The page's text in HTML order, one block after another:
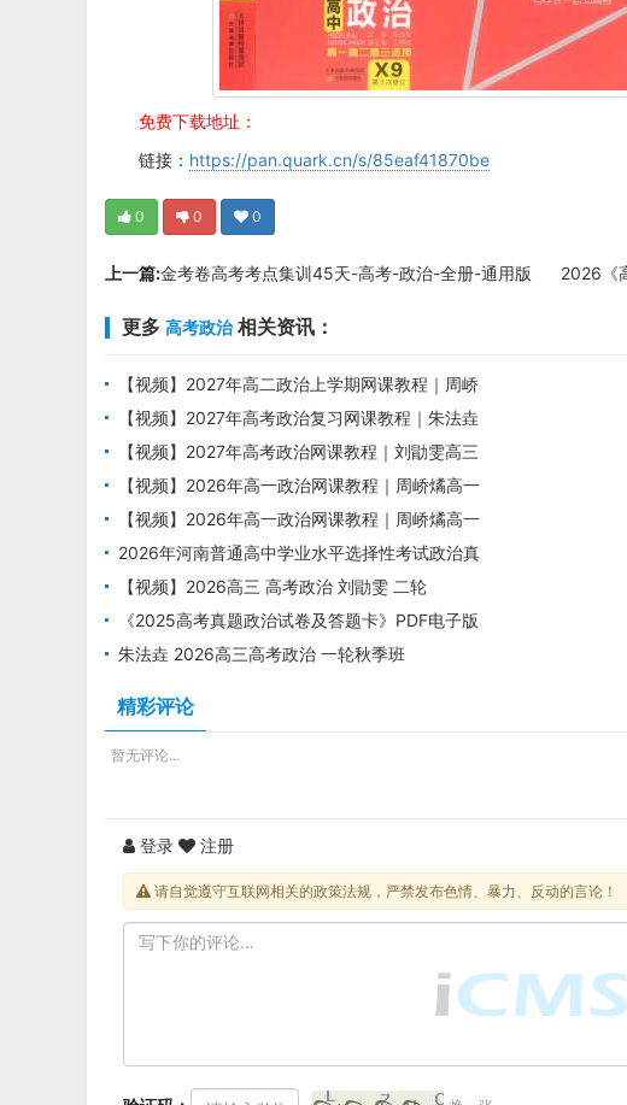
免费下载地址：
链接： https://pan.quark.cn/s/85eaf41870be
0 0 0
上一篇:金考卷高考考点集训45天-高考-政治-全册-通用版 2026《
更多 高考政治相关资讯：
【视频】2027年高二政治上学期网课教程｜周峤
矞高二政治暑假班视频教程
【视频】2027年高考政治复习网课教程｜朱法垚
高三政治一轮复习暑假班视频教程
【视频】2027年高考政治网课教程｜刘勖雯高三
政治一轮复习视频教程
【视频】2026年高一政治网课教程｜周峤燏高一
政治视频教程上学期暑秋班
【视频】2026年高一政治网课教程｜周峤燏高一
政治视频教程下学期寒春班
2026年河南普通高中学业水平选择性考试政治真
题及答案(Word版)
【视频】2026高三 高考政治 刘勖雯 二轮
《2025高考真题政治试卷及答题卡》PDF电子版
下载
朱法垚 2026高三高考政治 一轮秋季班
精彩评论
暂无评论...
登录 注册
请自觉遵守互联网相关的政策法规，严禁发布色情、暴力、反动的言论！